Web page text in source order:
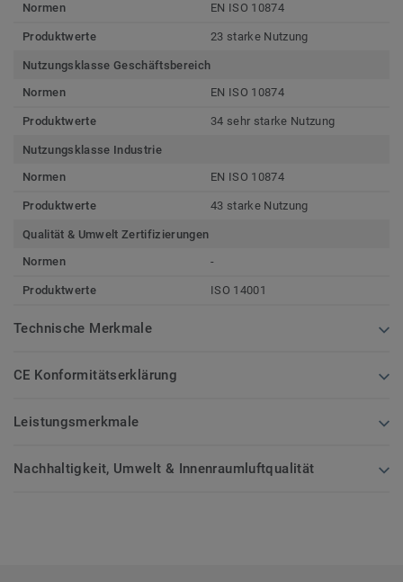
Normen
EN ISO 10874
Produktwerte 23 starke Nutzung
Nutzungsklasse Geschäftsbereich
Normen
EN ISO 10874
Produktwerte 34 sehr starke Nutzung
Nutzungsklasse Industrie
Normen
EN ISO 10874
Produktwerte 43 starke Nutzung
Qualität & Umwelt Zertifizierungen
Normen
-
Produktwerte ISO 14001
Technische Merkmale
CE Konformitätserklärung
Leistungsmerkmale
Nachhaltigkeit, Umwelt & Innenraumluftqualität